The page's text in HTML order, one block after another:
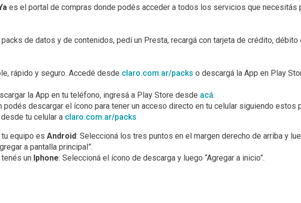
es el portal de compras donde podés acceder a todos los servicios que necesitás
packs de datos y de contenidos, pedí un Presta, recargá con tarjeta de crédito,
rápido y seguro. Accedé desde claro.com.ar/packs o descargá la App en Play
la App en tu teléfono, ingresá a Play Store desde acá.
podés descargar el ícono para tener un acceso directo en tu celular siguiendo estos
tu celular a claro.com.ar/packs
tu equipo es Android: Seleccioná los tres puntos en el margen derecho de arriba y
a pantalla principal”.
un Iphone: Seleccioná el ícono de descarga y luego “Agregar a inicio”.